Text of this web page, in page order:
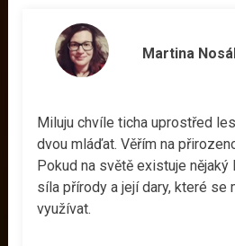
Martina
Miluju chvíle ticha uprostřed
dvou mláďat. Věřím na
Pokud na světě existuje
síla přírody a její dary, které se
využívat.